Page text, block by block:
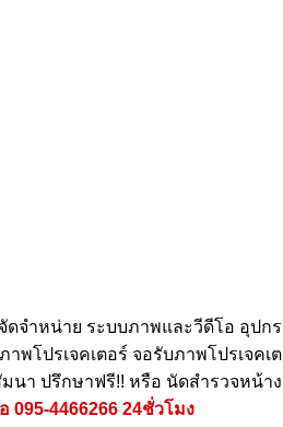
ดจำหน่าย ระบบภาพและวีดีโอ อุปก
าพโปรเจคเตอร์ จอรับภาพโปรเจคเ
นา ปรึกษาฟรี!! หรือ นัดสำรวจหน้า
095-4466266 24ชั่วโมง